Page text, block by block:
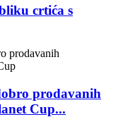
crtića s
prodavanih
Cup...